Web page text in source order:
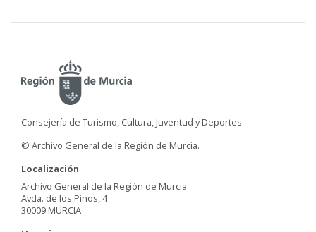
Consejería de Turismo, Cultura, Juventud y Deportes
© Archivo General de la Región de Murcia.
Localización
Archivo General de la Región de Murcia
Avda. de los Pinos, 4
30009 MURCIA